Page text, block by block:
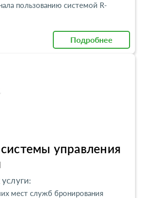
пользованию системой R-
Подробнее
управления
мест служб бронирования